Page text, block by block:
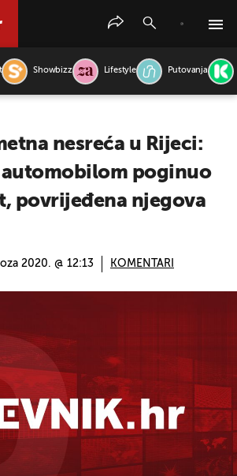
Showbizz Lifestyle Putovanja
nesreća u Rijeci:
automobilom poginuo
povrijeđena njegova
2020. @ 12:13 KOMENTARI